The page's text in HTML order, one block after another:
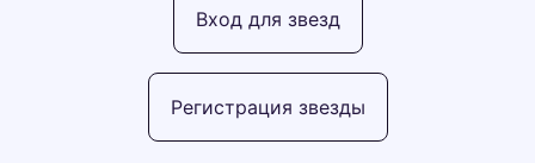
Регистрация звезды
Вход для звезд